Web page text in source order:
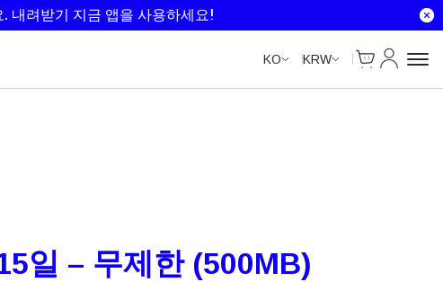
. 내려받기 지금 앱을 사용하세요!
KO KRW
Cart
내 계정
일 – 무제한 (500MB)